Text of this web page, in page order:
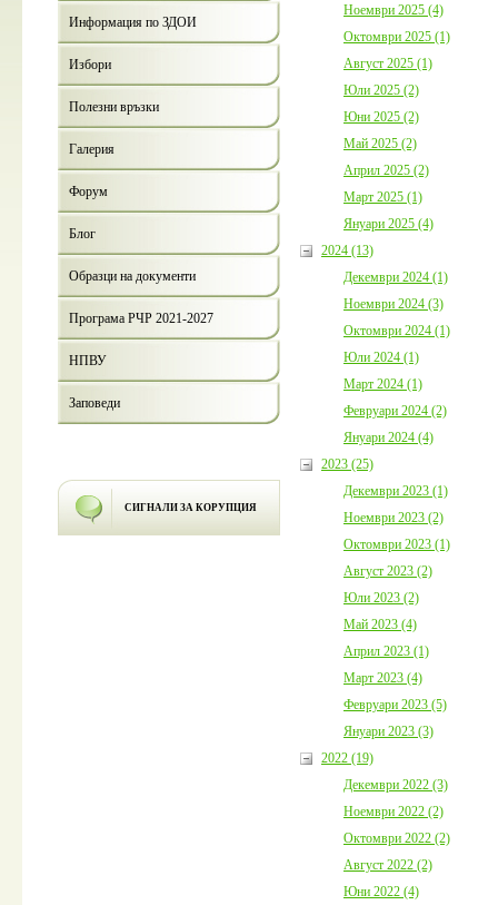
Информация по ЗДОИ
Избори
Полезни връзки
Галерия
Форум
Блог
Образци на документи
Програма РЧР 2021-2027
НПВУ
Заповеди
СИГНАЛИ ЗА КОРУПЦИЯ
Ноември 2025 (4)
Октомври 2025 (1)
Август 2025 (1)
Юли 2025 (2)
Юни 2025 (2)
Май 2025 (2)
Април 2025 (2)
Март 2025 (1)
Януари 2025 (4)
2024 (13)
Декември 2024 (1)
Ноември 2024 (3)
Октомври 2024 (1)
Юли 2024 (1)
Март 2024 (1)
Февруари 2024 (2)
Януари 2024 (4)
2023 (25)
Декември 2023 (1)
Ноември 2023 (2)
Октомври 2023 (1)
Август 2023 (2)
Юли 2023 (2)
Май 2023 (4)
Април 2023 (1)
Март 2023 (4)
Февруари 2023 (5)
Януари 2023 (3)
2022 (19)
Декември 2022 (3)
Ноември 2022 (2)
Октомври 2022 (2)
Август 2022 (2)
Юни 2022 (4)